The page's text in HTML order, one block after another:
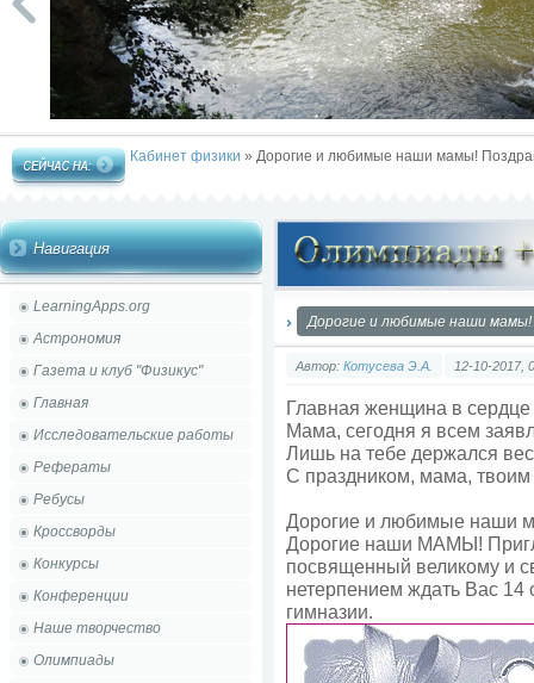
Кабинет физики » Дорогие и любимые наши мамы!
Навигация
LearningApps.org
Астрономия
Газета и клуб "Физикус"
Главная
Исследовательские работы
Рефераты
Ребусы
Кроссворды
Конкурсы
Конференции
Наше творчество
Олимпиады
Дорогие и любимые наши мамы!
Автор: Котусева Э.А. 12-10-2017,
Главная женщина в
Мама, сегодня я всем
Лишь на тебе держался
С праздником, мама,
Дорогие и любимые наши
Дорогие наши МАМЫ!
посвященный великому и
нетерпением ждать Вас 14
гимназии.